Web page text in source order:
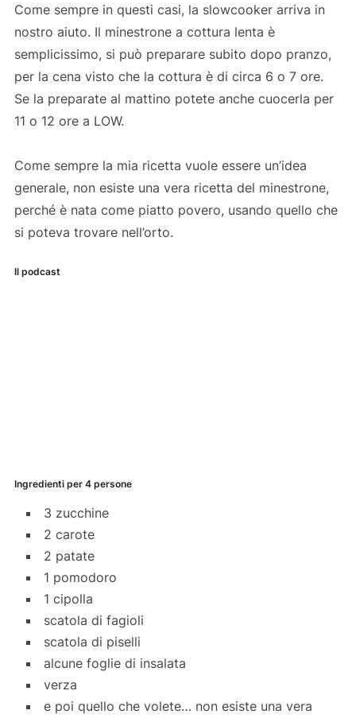
Come sempre in questi casi, la slowcooker arriva in
nostro aiuto. Il minestrone a cottura lenta è
semplicissimo, si può preparare subito dopo pranzo,
per la cena visto che la cottura è di circa 6 o 7 ore.
Se la preparate al mattino potete anche cuocerla per
11 o 12 ore a LOW.
Come sempre la mia ricetta vuole essere un’idea
generale, non esiste una vera ricetta del minestrone,
perché è nata come piatto povero, usando quello che
si poteva trovare nell’orto.
Il podcast
Ingredienti per 4 persone
3 zucchine
2 carote
2 patate
1 pomodoro
1 cipolla
scatola di fagioli
scatola di piselli
alcune foglie di insalata
verza
e poi quello che volete… non esiste una vera